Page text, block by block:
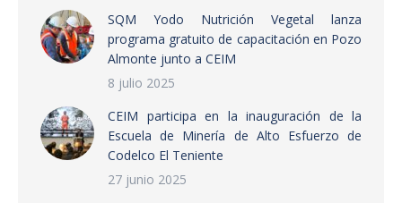
SQM Yodo Nutrición Vegetal lanza
programa gratuito de capacitación en Pozo
Almonte junto a CEIM
8 julio 2025
CEIM participa en la inauguración de la
Escuela de Minería de Alto Esfuerzo de
Codelco El Teniente
27 junio 2025